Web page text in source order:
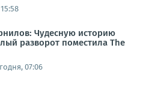
Чудесную историю
разворот поместила The
07:06